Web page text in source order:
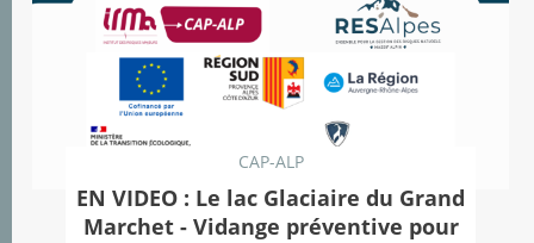
CAP-ALP
EN VIDEO : Le lac Glaciaire du Grand
Marchet - Vidange préventive pour